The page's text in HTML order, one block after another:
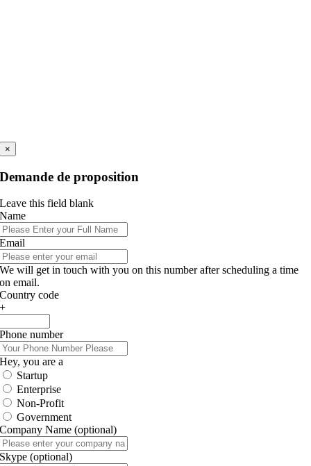
×
Demande de proposition
Leave this field blank
Name
Email
We will get in touch with you on this number after scheduling a time
on email.
Country code
+
Phone number
Hey, you are a
Startup
Enterprise
Non-Profit
Government
Company Name (optional)
Skype (optional)